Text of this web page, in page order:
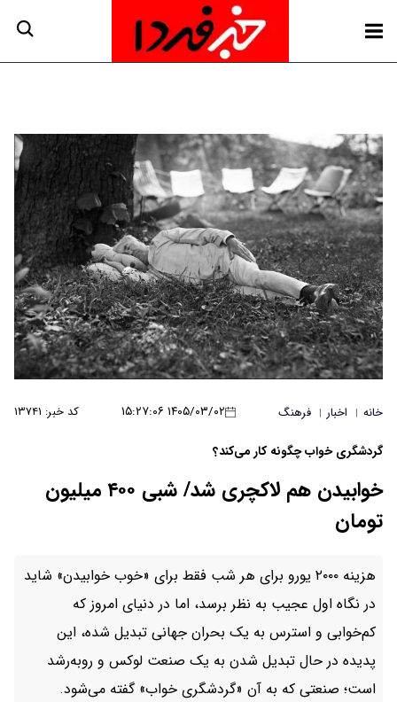
خانه | اخبار | فرهنگ ۱۴۰۵/۰۳/۰۲ ۱۵:۲۷:۰۶ کد خبر: ۱۳۷۴۱
گردشگری خواب چگونه کار می‌کند؟
خوابیدن هم لاکچری شد/ شبی ۴۰۰ میلیون
تومان
هزینه ۲۰۰۰ یورو برای هر شب فقط برای «خوب خوابیدن» شاید
در نگاه اول عجیب به نظر برسد، اما در دنیای امروز که
کم‌خوابی و استرس به یک بحران جهانی تبدیل شده، این
پدیده در حال تبدیل شدن به یک صنعت لوکس و رو‌به‌رشد
است؛ صنعتی که به آن «گردشگری خواب» گفته می‌شود.